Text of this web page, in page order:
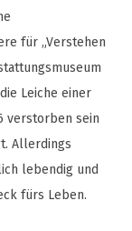
für „Verstehen
Leiche einer
verstorben sein
Allerdings
lebendig und
fürs Leben.